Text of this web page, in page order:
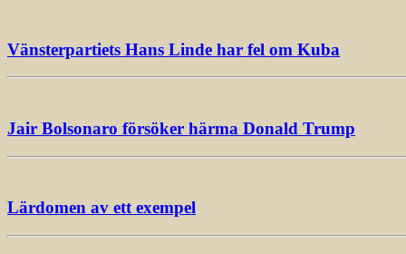
Vänsterpartiets Hans Linde har fel om Kuba
Jair Bolsonaro försöker härma Donald Trump
Lärdomen av ett exempel